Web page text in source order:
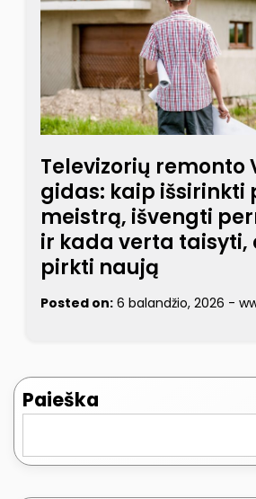
Televizorių remonto
gidas: kaip išsirinkti
meistrą, išvengti
ir kada verta taisyti,
pirkti naują
Posted on: 6 balandžio, 2026 -
Paieška